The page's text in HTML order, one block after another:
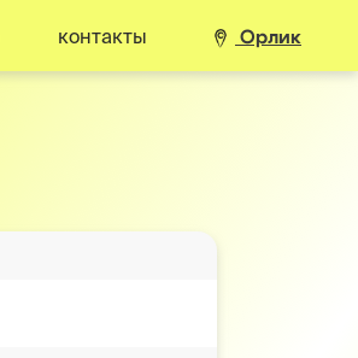
контакты Орлик